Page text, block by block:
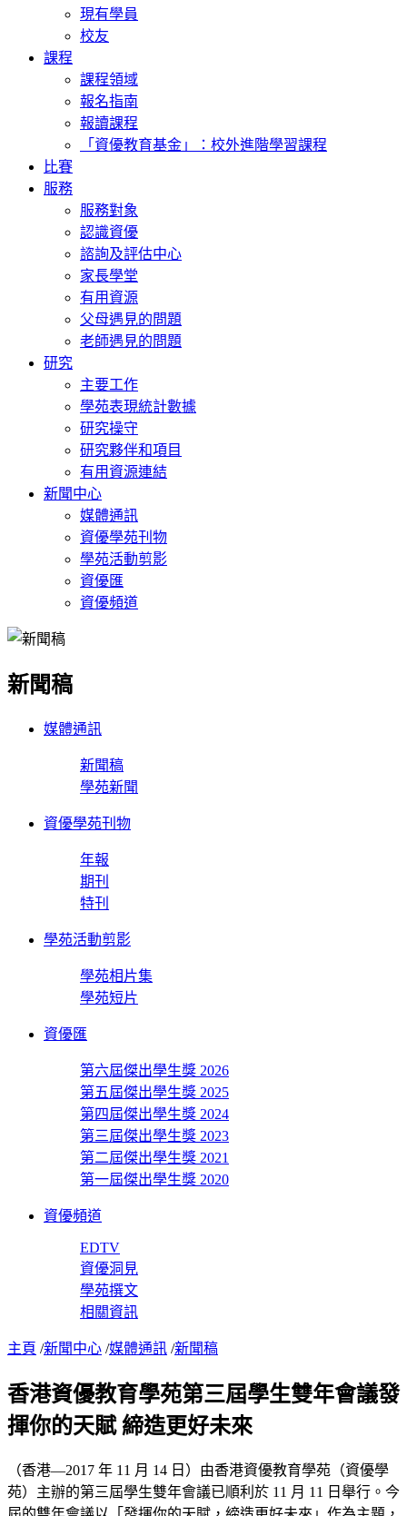
現有學員
校友
課程
課程領域
報名指南
報讀課程
「資優教育基金」：校外進階學習課程
比賽
服務
服務對象
認識資優
諮詢及評估中心
家長學堂
有用資源
父母遇見的問題
老師遇見的問題
研究
主要工作
學苑表現統計數據
研究操守
研究夥伴和項目
有用資源連結
新聞中心
媒體通訊
資優學苑刊物
學苑活動剪影
資優匯
資優頻道
新聞稿
媒體通訊
新聞稿
學苑新聞
資優學苑刊物
年報
期刊
特刊
學苑活動剪影
學苑相片集
學苑短片
資優匯
第六屆傑出學生獎 2026
第五屆傑出學生獎 2025
第四屆傑出學生獎 2024
第三屆傑出學生獎 2023
第二屆傑出學生獎 2021
第一屆傑出學生獎 2020
資優頻道
EDTV
資優洞見
學苑撰文
相關資訊
主頁 /新聞中心 /媒體通訊 /新聞稿
香港資優教育學苑第三屆學生雙年會議發
揮你的天賦 締造更好未來
（香港—2017 年 11 月 14 日）由香港資優教育學苑（資優學
苑）主辦的第三屆學生雙年會議已順利於 11 月 11 日舉行。今